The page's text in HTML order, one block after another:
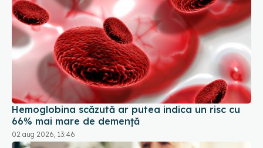
Hemoglobina scăzută ar putea indica un risc cu
66% mai mare de demență
02 aug 2026, 13:46